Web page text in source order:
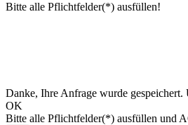
Bitte alle Pflichtfelder(*) ausfüllen!
Danke, Ihre Anfrage wurde
OK
Bitte alle Pflichtfelder(*) ausfüllen und